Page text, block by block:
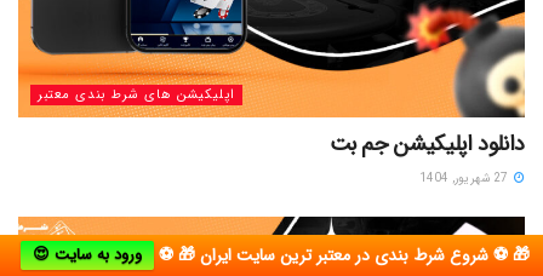
اپلیکیشن های شرط بندی معتبر
دانلود اپلیکیشن جم بت
🎁 ⚽ شروع شرط بندی در معتبر ترین سایت ایران 🎁 ⚽ ورود به سایت 😍